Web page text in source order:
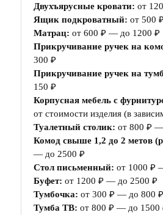
Двухъярусные кровати: от
Ящик подкроватный: от 500
Матрац: от 600 ₽ — до 1200 ₽
Прикручивание ручек на
300 ₽
Прикручивание ручек на
150 ₽
Корпусная мебель с
от стоимости изделия (в
Туалетный столик: от 800 ₽
Комод свыше 1,2 до 2 метов
— до 2500 ₽
Стол письменный: от 1000 ₽
Буфет: от 1200 ₽ — до 2500 ₽
Тумбочка: от 300 ₽ — до 800 ₽
Тумба ТВ: от 800 ₽ — до 1500